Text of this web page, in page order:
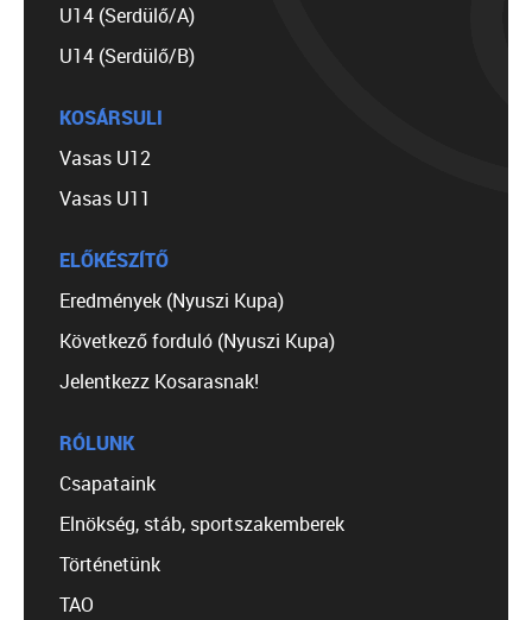
U14 (Serdülő/A)
U14 (Serdülő/B)
KOSÁRSULI
Vasas U12
Vasas U11
ELŐKÉSZÍTŐ
Eredmények (Nyuszi Kupa)
Következő forduló (Nyuszi Kupa)
Jelentkezz Kosarasnak!
RÓLUNK
Csapataink
Elnökség, stáb, sportszakemberek
Történetünk
TAO